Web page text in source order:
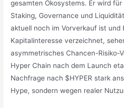
gesamten Ökosystems. Er wird
Staking, Governance und
aktuell noch im Vorverkauf ist und
Kapitalinteresse verzeichnet,
asymmetrisches Chancen-Risiko-
Hyper Chain nach dem Launch
Nachfrage nach $HYPER stark
Hype, sondern wegen realer